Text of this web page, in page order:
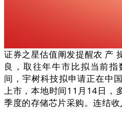
证券之星估值阐发提醒农 产
良，取往年牛市比拟当前
间，宇树科技拟申请正在中
上市，本地时间11月14日，
季度的存储芯片采购。连结收